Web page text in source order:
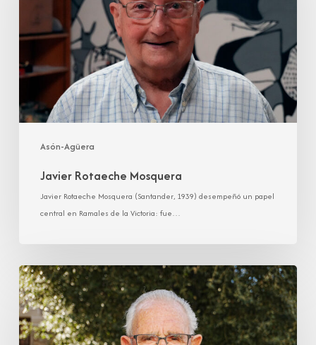
Asón-Agüera
Javier Rotaeche Mosquera
Javier Rotaeche Mosquera (Santander, 1939) desempeñó un papel
central en Ramales de la Victoria: fue…
Amador
Fernández
Ruiz